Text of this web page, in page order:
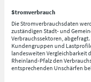
Stromverbrauch
Die Stromverbrauchsdaten
zuständigen Stadt- und
Verbrauchssektoren,
Kundengruppen und
landesweiten Vergleichbarkeit
Rheinland-Pfalz den
entsprechenden Unschärfen